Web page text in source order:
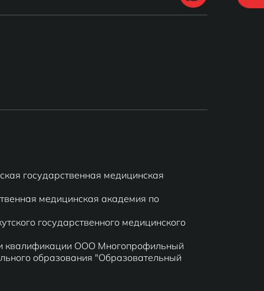
государственная медицинская
медицинская академия по
государственного медицинского
квалификации ООО Многопрофильный
образования "Образовательный